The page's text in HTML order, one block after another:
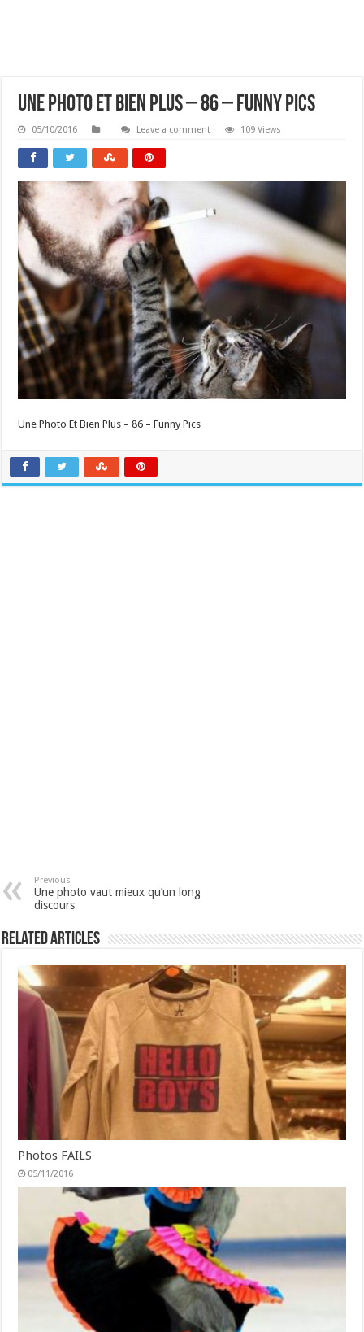
Une Photo Et Bien Plus – 86 – Funny Pics
05/10/2016 Leave a comment 109 Views
Une Photo Et Bien Plus – 86 – Funny Pics
Previous
Une photo vaut mieux qu’un long
discours
Related Articles
Photos FAILS
05/11/2016